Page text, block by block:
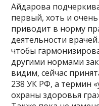
Айдарова
первый, хоть и
приводит в норму
деятельности
чтобы
другими нормами
видим, сейчас
238 УК РФ, а термин
охраны здоровья